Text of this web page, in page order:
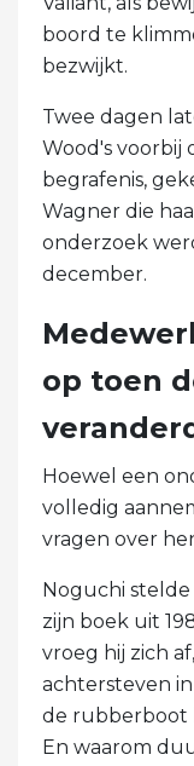
boord te
bezwijkt.
Twee dagen
Wood's voorbij
begrafenis,
Wagner die
onderzoek
december.
op toen
Hoewel een
volledig
vragen over
Noguchi
zijn boek uit
vroeg hij zich
achtersteven
de rubberboot
En waarom